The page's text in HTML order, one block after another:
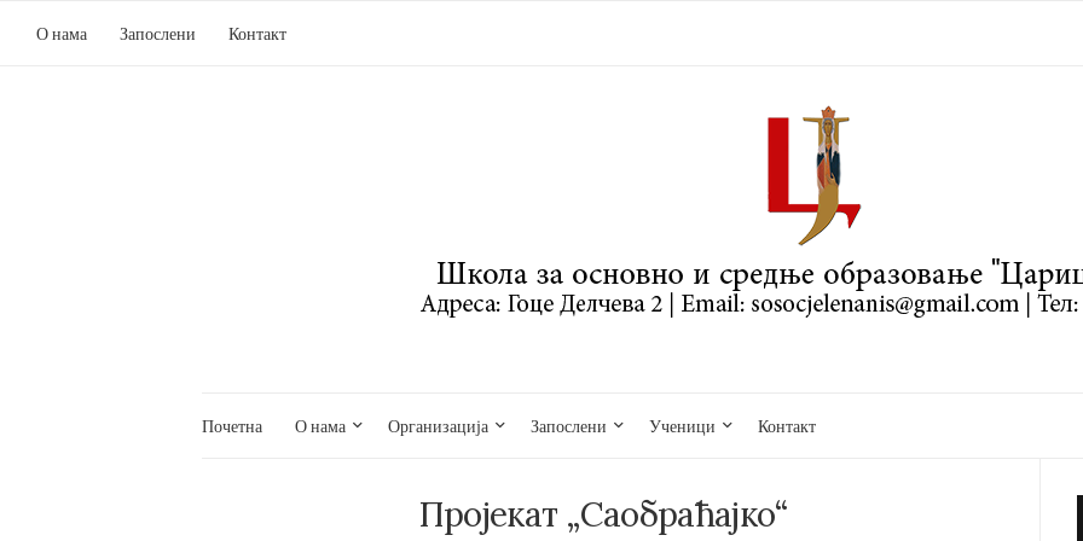
О нама Запослени Контакт
Почетна О нама Организација Запослени Ученици Контакт
Пројекат „Саобраћајко“